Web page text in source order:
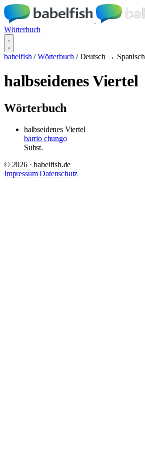
Wörterbuch
babelfish / Wörterbuch / Deutsch → Spanisch
halbseidenes Viertel
Wörterbuch
halbseidenes Viertel
barrio chungo
Subst.
© 2026 · babelfish.de
Impressum Datenschutz